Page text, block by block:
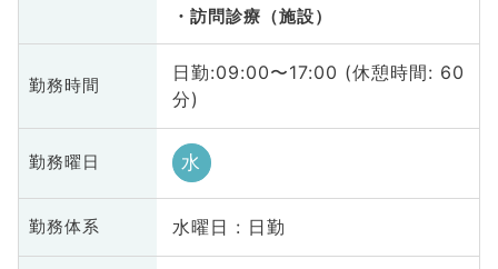
訪問診療（施設）
勤務時間
日勤:09:00〜17:00 (休憩時間: 60
分)
勤務曜日 水
勤務体系 水曜日 : 日勤